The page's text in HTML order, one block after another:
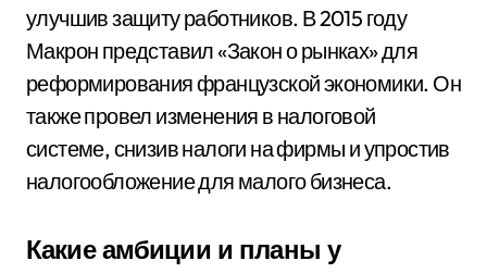
улучшив защиту работников. В 2015 году
Макрон представил «Закон о рынках» для
реформирования французской экономики. Он
также провел изменения в налоговой
системе, снизив налоги на фирмы и упростив
налогообложение для малого бизнеса.
Какие амбиции и планы у